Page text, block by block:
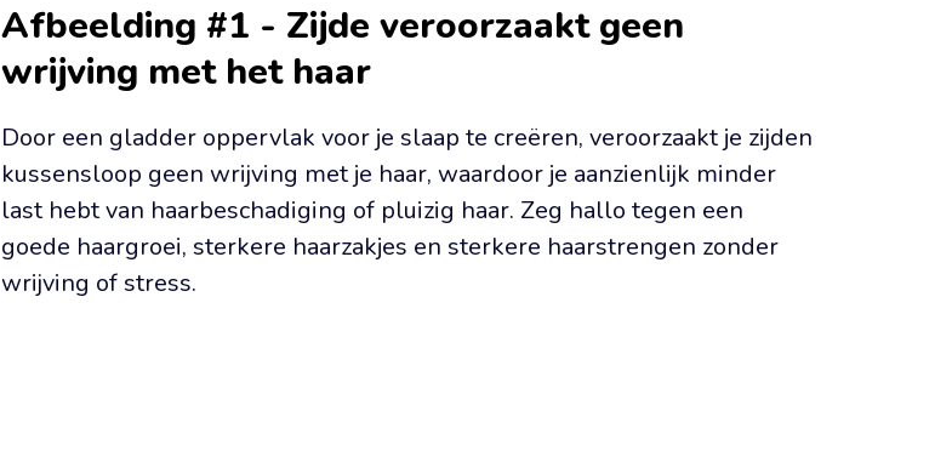
Afbeelding #1 - Zijde veroorzaakt geen
wrijving met het haar
Door een gladder oppervlak voor je slaap te creëren, veroorzaakt je zijden
kussensloop geen wrijving met je haar, waardoor je aanzienlijk minder
last hebt van haarbeschadiging of pluizig haar. Zeg hallo tegen een
goede haargroei, sterkere haarzakjes en sterkere haarstrengen zonder
wrijving of stress.